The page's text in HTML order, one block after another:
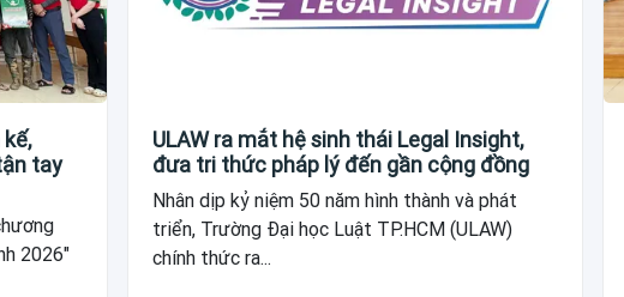
tay
2026"
ULAW ra mắt hệ sinh thái Legal Insight,
đưa tri thức pháp lý đến gần cộng đồng
Nhân dịp kỷ niệm 50 năm hình thành và phát
triển, Trường Đại học Luật TP.HCM (ULAW)
chính thức ra...